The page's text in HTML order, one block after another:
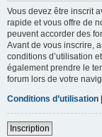
Vous devez être inscrit
rapide et vous offre de
peuvent accorder des
Avant de vous inscrire,
conditions d’utilisation
également prendre le
forum lors de votre
Conditions d’utilisation |
Inscription